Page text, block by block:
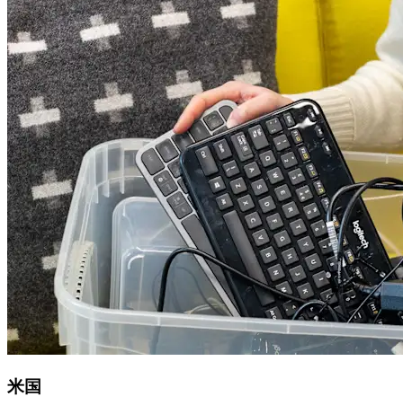
米国